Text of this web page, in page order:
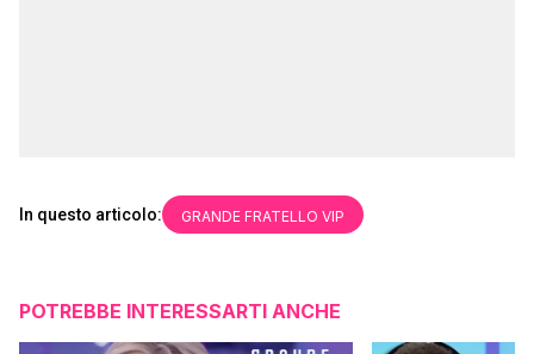
In questo articolo: GRANDE FRATELLO VIP
POTREBBE INTERESSARTI ANCHE